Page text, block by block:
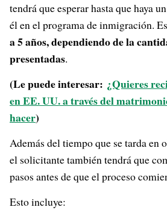
tendrá que esperar hasta que haya
él en el programa de inmigración.
a 5 años, dependiendo de la
presentadas.
(Le puede interesar: ¿Quieres
en EE. UU. a través del
hacer)
Además del tiempo que se tarda en
el solicitante también tendrá que
pasos antes de que el proceso
Esto incluye: